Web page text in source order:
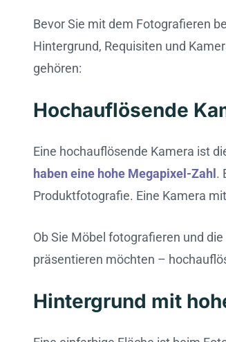
Bevor Sie mit dem Fotografieren
Hintergrund, Requisiten und
gehören:
Hochauflösende
Eine hochauflösende Kamera ist
haben eine hohe Megapixel-Zahl .
Produktfotografie. Eine Kamera
Ob Sie Möbel fotografieren und
präsentieren möchten –
Hintergrund mit